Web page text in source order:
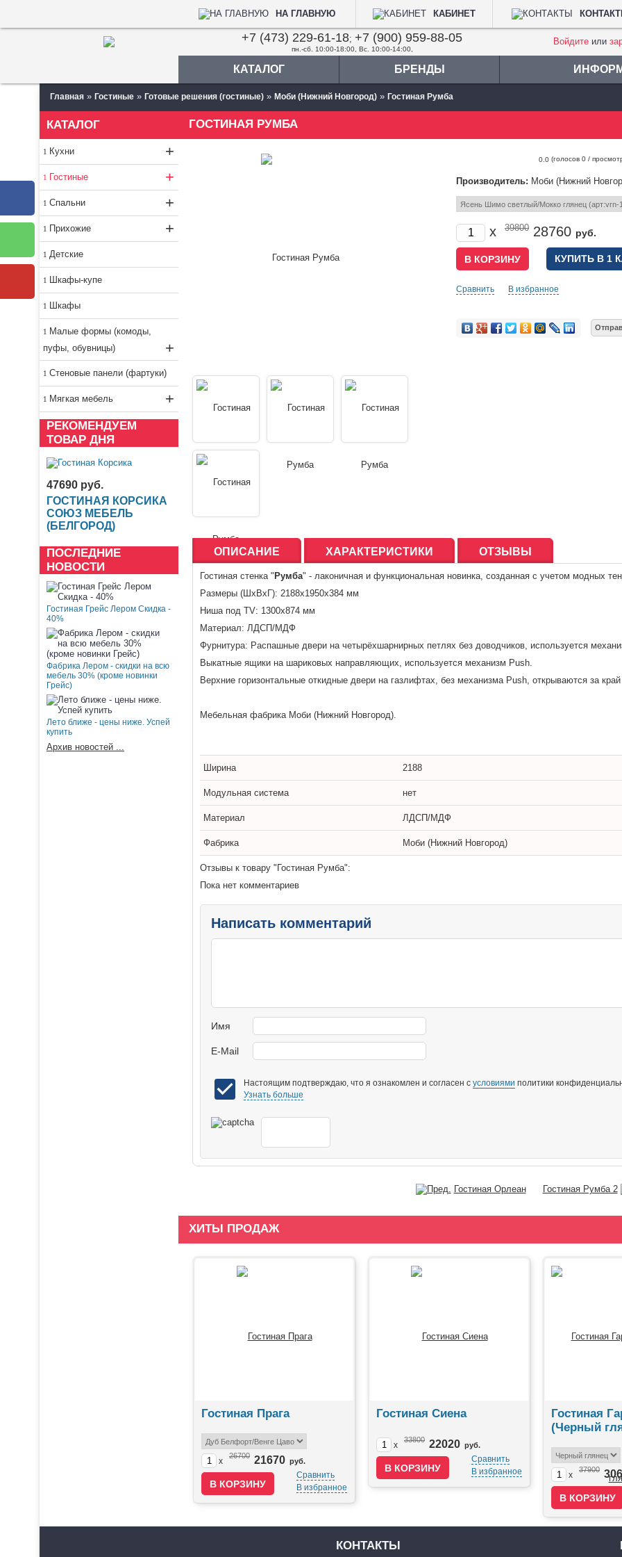
НА ГЛАВНУЮ КАБИНЕТ
+7 (473) 229-61-18; +7 (900) 959-88-05
пн.-сб. 10:00-18:00, Вс. 10:00-14:00,
Войдите или
КАТАЛОГ БРЕНДЫ
Главная » Гостиные » Готовые решения (гостиные) » Моби (Нижний Новгород) » Гостиная Румба
КАТАЛОГ
Кухни +
Гостиные +
Спальни +
Прихожие +
Детские
Шкафы-купе
Шкафы
Малые формы (комоды,
пуфы, обувницы)
+
Стеновые панели (фартуки)
Мягкая мебель +
РЕКОМЕНДУЕМ
ТОВАР ДНЯ
47690 руб.
ГОСТИНАЯ КОРСИКА
СОЮЗ МЕБЕЛЬ
(БЕЛГОРОД)
ПОСЛЕДНИЕ
НОВОСТИ
Гостиная Грейс Лером Скидка -
40%
Фабрика Лером - скидки на всю
мебель 30% (кроме новинки
Грейс)
Лето ближе - цены ниже. Успей
купить
Архив новостей ...
ГОСТИНАЯ РУМБА
0.0 (голосов 0 /
Производитель: Моби (Нижний
x 39800 28760 руб.
КУПИТЬ В 1
Сравнить В избранное
ОПИСАНИЕ ХАРАКТЕРИСТИКИ ОТЗЫВЫ
Гостиная стенка " Румба" - лаконичная и функциональная новинка, созданная с учетом модных
Размеры (ШхВхГ): 2188х1950х384 мм
Ниша под TV: 1300х874 мм
Материал: ЛДСП/МДФ
Фурнитура: Распашные двери на четырёхшарнирных петлях без доводчиков, используется
Выкатные ящики на шариковых направляющих, используется механизм Push.
Верхние горизонтальные откидные двери на газлифтах, без механизма Push, открываются за
Мебельная фабрика Моби (Нижний Новгород).
Ширина 2188
Модульная система нет
Материал ЛДСП/МДФ
Фабрика Моби (Нижний Новгород)
Отзывы к товару "Гостиная Румба":
Пока нет комментариев
Написать комментарий
Имя
E-Mail
Настоящим подтверждаю, что я ознакомлен и согласен с условиями политики
Узнать больше
Гостиная Орлеан Гостиная Румба 2
ХИТЫ ПРОДАЖ
Гостиная Прага
x
26700 21670 руб.
Сравнить
В избранное
Гостиная Сиена
x
33800 22020 руб.
Сравнить
В избранное
Гостиная
(Черный
x
37900
КОНТАКТЫ